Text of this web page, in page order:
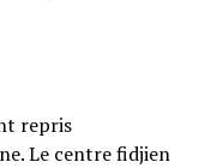
repris
Le centre fidjien